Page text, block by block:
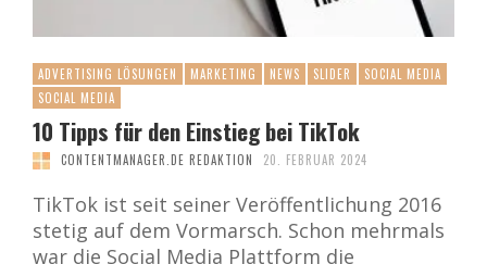
ADVERTISING LÖSUNGEN MARKETING NEWS SLIDER
SOCIAL MEDIA
SOCIAL MEDIA
10 Tipps für den Einstieg bei TikTok
CONTENTMANAGER.DE REDAKTION 20. FEBRUAR 2024
TikTok ist seit seiner Veröffentlichung 2016
stetig auf dem Vormarsch. Schon mehrmals
war die Social Media Plattform die